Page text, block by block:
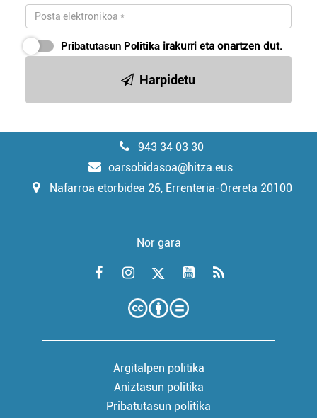
Pribatutasun Politika irakurri eta onartzen dut.
Harpidetu
943 34 03 30
oarsobidasoa@hitza.eus
Nafarroa etorbidea 26, Errenteria-Orereta 20100
Nor gara
Argitalpen politika
Aniztasun politika
Pribatutasun politika